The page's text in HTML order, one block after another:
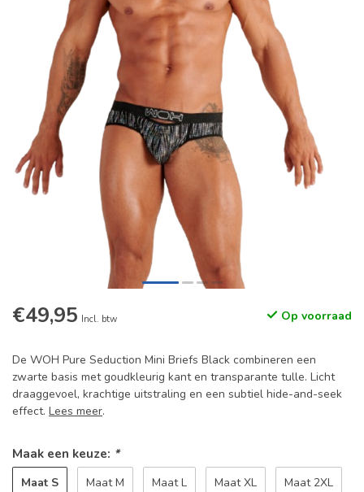
€49,95 Incl. btw Op voorraad
De WOH Pure Seduction Mini Briefs Black combineren een
zwarte basis met goudkleurig kant en transparante tulle. Licht
draaggevoel, krachtige uitstraling en een subtiel hide-and-seek
effect. Lees meer.
Maak een keuze: *
Maat S Maat M Maat L Maat XL Maat 2XL